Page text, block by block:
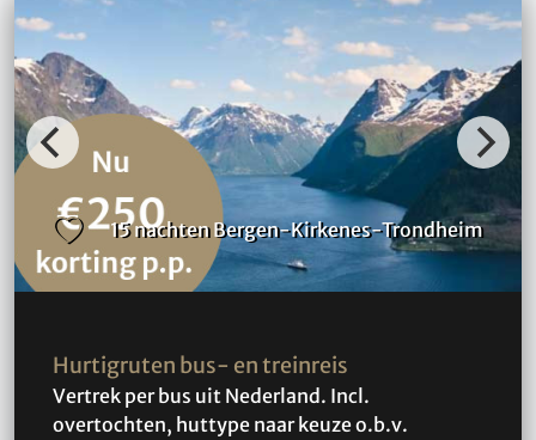
15 nachten Bergen-Kirkenes-Trondheim
Hurtigruten bus- en treinreis
Vertrek per bus uit Nederland. Incl.
overtochten, huttype naar keuze o.b.v.